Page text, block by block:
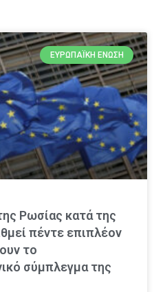
ΕΥΡΩΠΑΪΚΉ ΈΝΩΣΗ
Ρωσίας κατά της
πέντε επιπλέον
το
σύμπλεγμα της